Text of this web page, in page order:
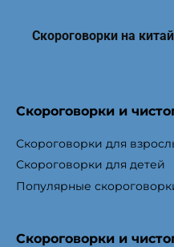
Скороговорки на
Скороговорки и
Скороговорки для
Скороговорки для детей
Популярные
Скороговорки и